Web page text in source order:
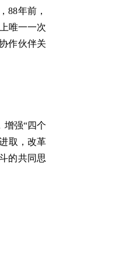
88年前，
唯一一次
作伙伴关
强“四个
取，改革
的共同思